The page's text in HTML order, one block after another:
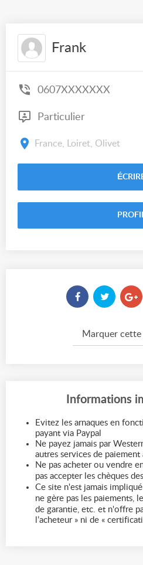
Frank
0607XXXXXXX
Particulier
France, Loiret, Olivet
Informations
Evitez les arnaques en
payant via Paypal
Ne payez jamais par
autres services de paiement
Ne pas acheter ou vendre
pas accepter les chèques
Ce site n'est jamais
ne gère pas les paiements,
de garantie, etc. et n'offre
l’acheteur » ni de «